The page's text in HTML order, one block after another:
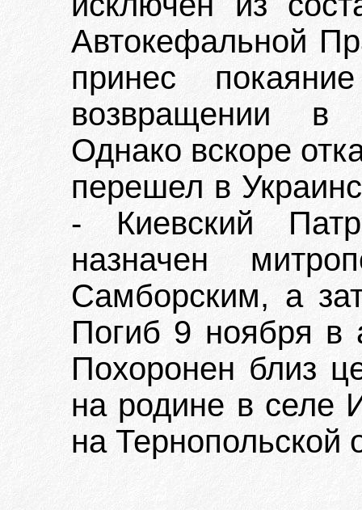
Автокефальной
принес
возвращении в
Однако вскоре
перешел в
- Киевский
назначен
Самборским, а
Погиб 9 ноября в
Похоронен близ
на родине в селе
на Тернопольской